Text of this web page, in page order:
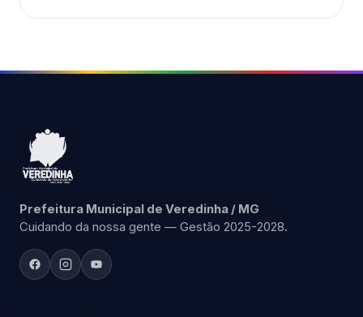
Prefeitura Municipal de Veredinha / MG
Cuidando da nossa gente — Gestão 2025-2028.